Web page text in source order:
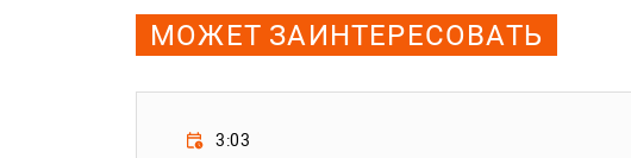
МОЖЕТ ЗАИНТЕРЕСОВАТЬ
3:03